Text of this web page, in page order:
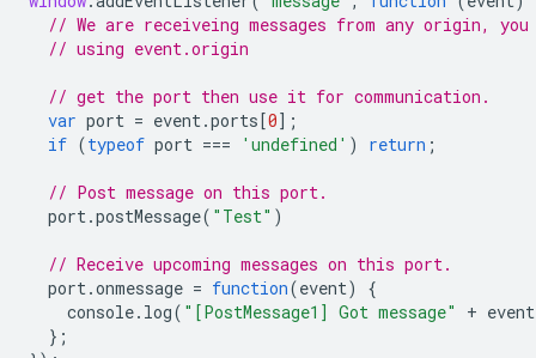
// We are receiveing messages from any origin,
// using event.origin
// get the port then use it for communication.
var port = event.ports[0];
if (typeof port === 'undefined' ) return ;
// Post message on this port.
port.postMessage( "Test" )
// Receive upcoming messages on this port.
port.onmessage = function(event)
{
console. log( "[PostMessage1] Got message" + event
};